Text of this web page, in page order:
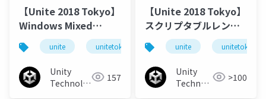
【Unite 2018 Tokyo】
Windows Mixed
Reality 最新アプリ開
発情報 ～HoloLens か
らVRまで～
unite unitetokyo unitetokyo2018
Unity
Technologies 157
【Unite 2018 Tokyo】
スクリプタブルレンダ
ーパイプライン入門
unite unitetokyo
Unity
Technologies>100